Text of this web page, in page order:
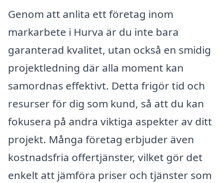
Genom att anlita ett företag inom
markarbete i Hurva är du inte bara
garanterad kvalitet, utan också en smidig
projektledning där alla moment kan
samordnas effektivt. Detta frigör tid och
resurser för dig som kund, så att du kan
fokusera på andra viktiga aspekter av ditt
projekt. Många företag erbjuder även
kostnadsfria offertjänster, vilket gör det
enkelt att jämföra priser och tjänster som